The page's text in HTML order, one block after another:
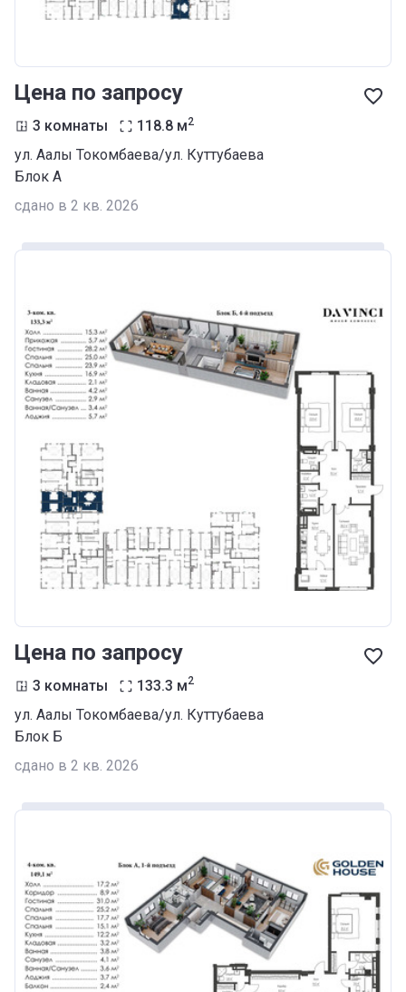
Цена по запросу
3 комнаты 118.8 м2
ул. Аалы Токомбаева/ул. Куттубаева
Блок А
сдано в 2 кв. 2026
Цена по запросу
3 комнаты 133.3 м2
ул. Аалы Токомбаева/ул. Куттубаева
Блок Б
сдано в 2 кв. 2026